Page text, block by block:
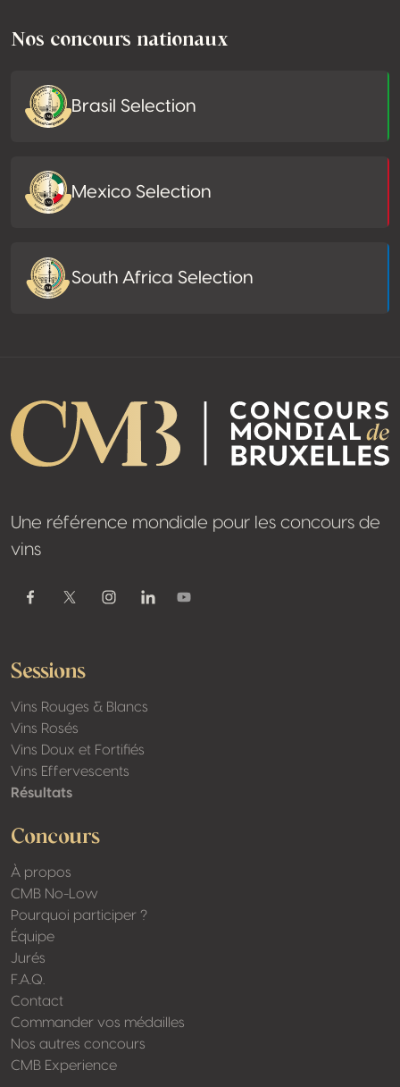
Nos concours nationaux
Brasil Selection
Mexico Selection
South Africa Selection
Une référence mondiale pour les concours de
vins
FacebookTwitter / XInstagramLinkedinYoutube
Sessions
Vins Rouges & Blancs
Vins Rosés
Vins Doux et Fortifiés
Vins Effervescents
Résultats
Concours
À propos
CMB No-Low
Pourquoi participer ?
Équipe
Jurés
F.A.Q.
Contact
Commander vos médailles
Nos autres concours
CMB Experience